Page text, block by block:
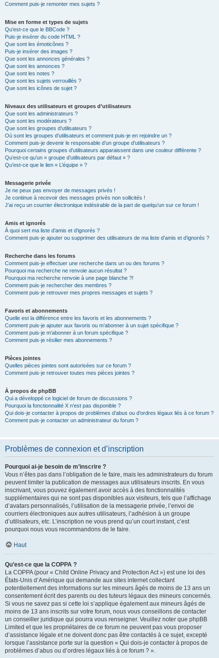
Comment puis-je remonter mes sujets ?
Mise en forme et types de sujets
Qu’est-ce que le BBCode ?
Puis-je insérer du code HTML ?
Que sont les émoticônes ?
Puis-je insérer des images ?
Que sont les annonces générales ?
Que sont les annonces ?
Que sont les notes ?
Que sont les sujets verrouillés ?
Que sont les icônes de sujet ?
Niveaux des utilisateurs et groupes d’utilisateurs
Que sont les administrateurs ?
Que sont les modérateurs ?
Que sont les groupes d’utilisateurs ?
Où sont les groupes d’utilisateurs et comment puis-je en rejoindre un ?
Comment puis-je devenir le responsable d’un groupe d’utilisateurs ?
Pourquoi certains groupes d’utilisateurs apparaissent dans une couleur différente ?
Qu’est-ce qu’un « groupe d’utilisateurs par défaut » ?
Qu’est-ce que le lien « L’équipe » ?
Messagerie privée
Je ne peux pas envoyer de messages privés !
Je continue à recevoir des messages privés non sollicités !
J’ai reçu un courrier électronique indésirable de la part de quelqu’un sur ce forum !
Amis et ignorés
À quoi sert ma liste d’amis et d’ignorés ?
Comment puis-je ajouter ou supprimer des utilisateurs de ma liste d’amis et d’ignorés ?
Recherche dans les forums
Comment puis-je effectuer une recherche dans un ou des forums ?
Pourquoi ma recherche ne renvoie aucun résultat ?
Pourquoi ma recherche renvoie à une page blanche ?!
Comment puis-je rechercher des membres ?
Comment puis-je retrouver mes propres messages et sujets ?
Favoris et abonnements
Quelle est la différence entre les favoris et les abonnements ?
Comment puis-je ajouter aux favoris ou m’abonner à un sujet spécifique ?
Comment puis-je m’abonner à un forum spécifique ?
Comment puis-je résilier mes abonnements ?
Pièces jointes
Quelles pièces jointes sont autorisées sur ce forum ?
Comment puis-je retrouver toutes mes pièces jointes ?
À propos de phpBB
Qui a développé ce logiciel de forum de discussions ?
Pourquoi la fonctionnalité X n’est pas disponible ?
Qui dois-je contacter à propos de problèmes d’abus ou d’ordres légaux liés à ce forum ?
Comment puis-je contacter un administrateur du forum ?
Problèmes de connexion et d’inscription
Pourquoi ai-je besoin de m’inscrire ?
Vous n’êtes pas dans l’obligation de le faire, mais les administrateurs du forum
peuvent limiter la publication de messages aux utilisateurs inscrits. En vous
inscrivant, vous pouvez également avoir accès à des fonctionnalités
supplémentaires qui ne sont pas disponibles aux visiteurs, tels que l’affichage
d’avatars personnalisés, l’utilisation de la messagerie privée, l’envoi de
courriers électroniques aux autres utilisateurs, l’adhésion à un groupe
d’utilisateurs, etc. L’inscription ne vous prend qu’un court instant, c’est
pourquoi nous vous recommandons de le faire.
Haut
Qu’est-ce que la COPPA ?
La COPPA (pour « Child Online Privacy and Protection Act ») est une loi des
États-Unis d’Amérique qui demande aux sites internet collectant
potentiellement des informations sur les mineurs âgés de moins de 13 ans un
consentement écrit des parents ou des tuteurs légaux des mineurs concernés.
Si vous ne savez pas si cette loi s’applique également aux mineurs âgés de
moins de 13 ans inscrits sur votre forum, nous vous conseillons de contacter
un conseiller juridique qui pourra vous renseigner. Veuillez noter que phpBB
Limited et que les propriétaires de ce forum ne peuvent pas vous proposer
d’assistance légale et ne doivent donc pas être contactés à ce sujet, excepté
lorsque l’assistance porte sur la question « Qui dois-je contacter à propos de
problèmes d’abus ou d’ordres légaux liés à ce forum ? ».